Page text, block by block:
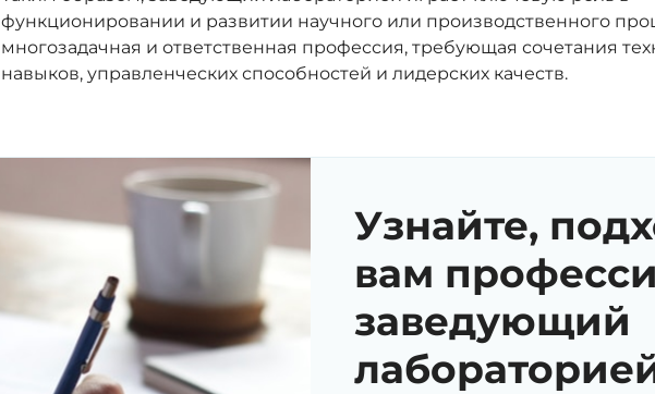
функционировании и развитии научного или производственного
многозадачная и ответственная профессия, требующая сочетания
навыков, управленческих способностей и лидерских качеств.
Узнайте,
вам
заведующий